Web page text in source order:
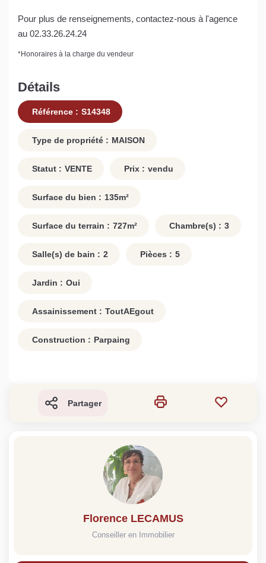
Pour plus de renseignements, contactez-nous à l'agence
au 02.33.26.24.24
*Honoraires à la charge du vendeur
Détails
Référence : S14348
Type de propriété : MAISON
Statut : VENTE Prix : vendu
Surface du bien : 135m²
Surface du terrain : 727m² Chambre(s) : 3
Salle(s) de bain : 2 Pièces : 5
Jardin : Oui
Assainissement : ToutAEgout
Construction : Parpaing
Partager
Florence LECAMUS
Conseiller en Immobilier